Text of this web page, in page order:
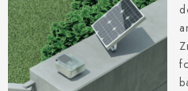
KOLEJOVÉ BRÁNY
KŘÍDLOVÉ BRÁNY A BRANKY